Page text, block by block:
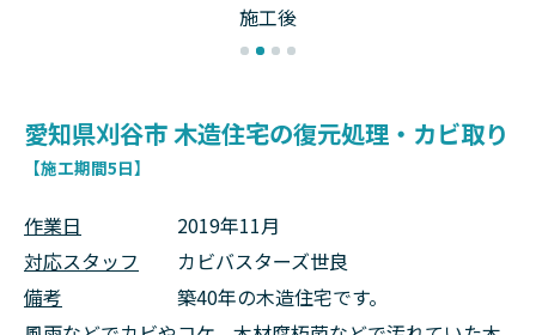
施工後
愛知県刈谷市 木造住宅の復元処理・カビ取り
【施工期間5日】
作業日 2019年11月
対応スタッフ カビバスターズ世良
備考 築40年の木造住宅です。